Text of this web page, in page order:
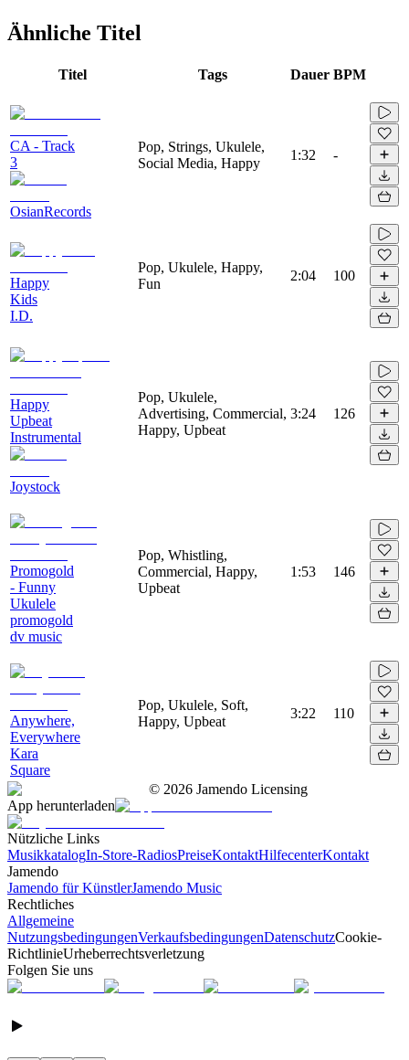
Ähnliche Titel
Titel Tags Dauer BPM
CA - Track
3
OsianRecords
Pop, Strings, Ukulele,
Social Media, Happy
1:32 -
Happy
Kids
I.D.
Pop, Ukulele, Happy,
Fun
2:04 100
Happy
Upbeat
Instrumental
Joystock
Pop, Ukulele,
Advertising, Commercial,
Happy, Upbeat
3:24 126
Promogold
- Funny
Ukulele
promogold
dv music
Pop, Whistling,
Commercial, Happy,
Upbeat
1:53 146
Anywhere,
Everywhere
Kara
Square
Pop, Ukulele, Soft,
Happy, Upbeat
3:22 110
© 2026 Jamendo Licensing
App herunterladen
Nützliche Links
MusikkatalogIn-Store-RadiosPreiseKontaktHilfecenterKontakt
Jamendo
Jamendo für KünstlerJamendo Music
Rechtliches
Allgemeine
NutzungsbedingungenVerkaufsbedingungenDatenschutzCookie-
RichtlinieUrheberrechtsverletzung
Folgen Sie uns